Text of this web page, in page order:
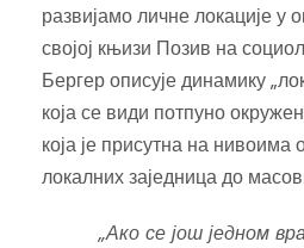
развијамо личне локације у
својој књизи Позив на
Бергер описује динамику
која се види потпуно
која је присутна на
локалних заједница до
„Ако се још једном